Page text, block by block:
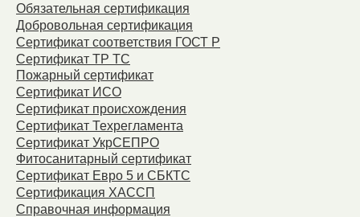
Обязательная сертификация
Добровольная сертификация
Сертификат соответствия ГОСТ Р
Сертификат ТР ТС
Пожарный сертификат
Сертификат ИСО
Сертификат происхождения
Сертификат Техрегламента
Сертификат УкрСЕПРО
Фитосанитарный сертификат
Сертификат Евро 5 и СБКТС
Сертификация ХАССП
Справочная информация
Warning: Unknown:
Please verify that the
session.save_path is
Unknownon line